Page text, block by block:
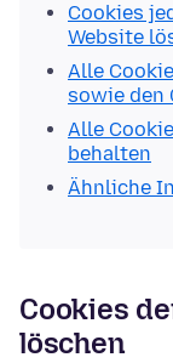
Cookies
Website
Alle
sowie den
Alle
behalten
Ähnliche
Cookies
löschen